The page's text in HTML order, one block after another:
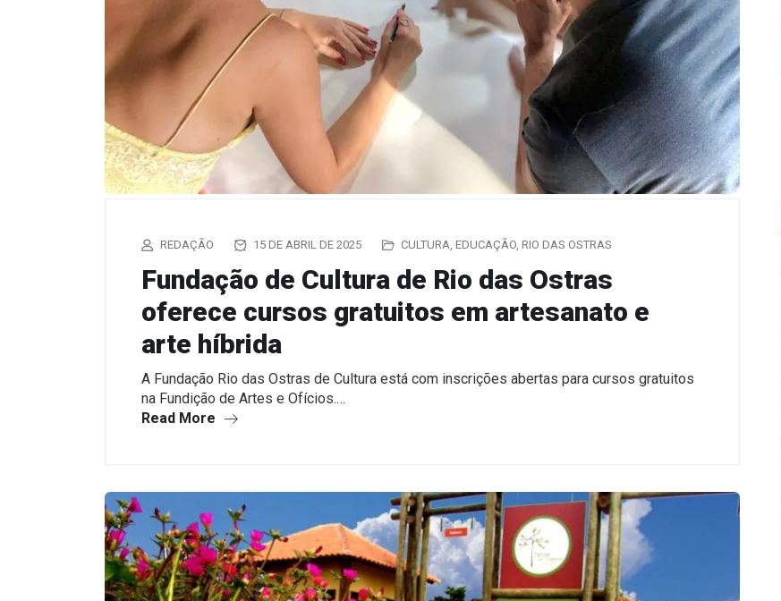
REDAÇÃO 15 DE ABRIL DE 2025 CULTURA EDUCAÇÃO RIO DAS OSTRAS
Fundação de Cultura de Rio das Ostras
oferece cursos gratuitos em artesanato e
arte híbrida
A Fundação Rio das Ostras de Cultura está com inscrições abertas para cursos gratuitos
na Fundição de Artes e Ofícios.…
Read More